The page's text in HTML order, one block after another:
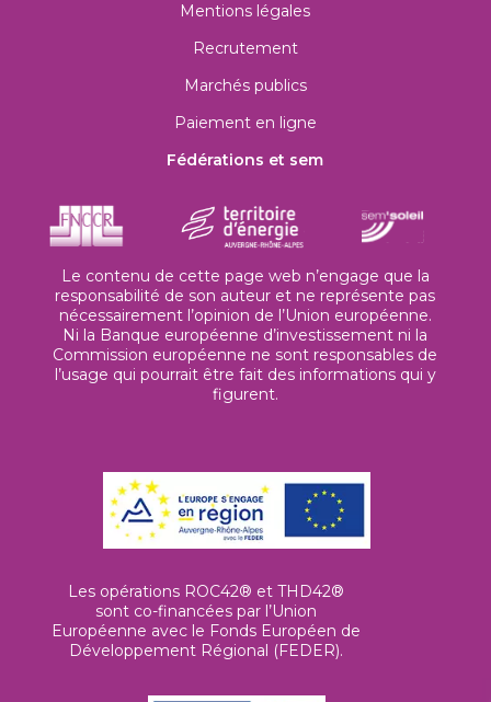
Mentions légales
Recrutement
Marchés publics
Paiement en ligne
Fédérations et sem
Le contenu de cette page web n’engage que la
responsabilité de son auteur et ne représente pas
nécessairement l’opinion de l’Union européenne.
Ni la Banque européenne d’investissement ni la
Commission européenne ne sont responsables de
l’usage qui pourrait être fait des informations qui y
figurent.
Les opérations ROC42® et THD42®
sont co-financées par l’Union
Européenne avec le Fonds Européen de
Développement Régional (FEDER).